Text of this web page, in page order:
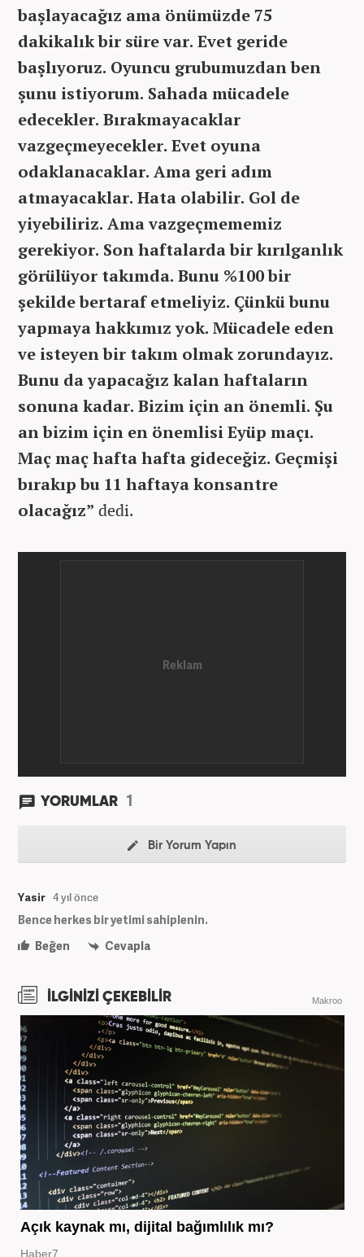
başlayacağız ama önümüzde 75
dakikalık bir süre var. Evet geride
başlıyoruz. Oyuncu grubumuzdan ben
şunu istiyorum. Sahada mücadele
edecekler. Bırakmayacaklar
vazgeçmeyecekler. Evet oyuna
odaklanacaklar. Ama geri adım
atmayacaklar. Hata olabilir. Gol de
yiyebiliriz. Ama vazgeçmememiz
gerekiyor. Son haftalarda bir kırılganlık
görülüyor takımda. Bunu %100 bir
şekilde bertaraf etmeliyiz. Çünkü bunu
yapmaya hakkımız yok. Mücadele eden
ve isteyen bir takım olmak zorundayız.
Bunu da yapacağız kalan haftaların
sonuna kadar. Bizim için an önemli. Şu
an bizim için en önemlisi Eyüp maçı.
Maç maç hafta hafta gideceğiz. Geçmişi
bırakıp bu 11 haftaya konsantre
olacağız” dedi.
YORUMLAR 1
Bir Yorum Yapın
Yasir 4 yıl önce
Bence herkes bir yetimi sahiplenin.
Beğen
Cevapla
İLGİNİZİ ÇEKEBİLİR Makroo
Açık kaynak mı, dijital bağımlılık mı?
Haber7